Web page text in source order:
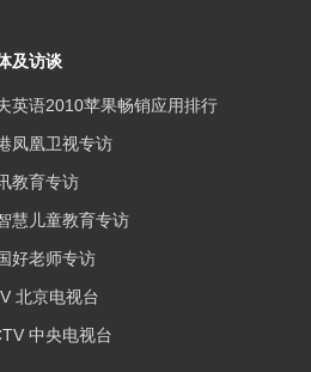
及访谈
英语2010苹果畅销应用排行
凤凰卫视专访
教育专访
慧儿童教育专访
好老师专访
北京电视台
中央电视台